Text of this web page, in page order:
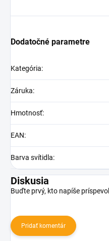
Dodatočné parametre
Kategória:
Záruka:
Hmotnosť:
EAN:
Barva svítidla:
Diskusia
Buďte prvý, kto napíše
Pridať komentár